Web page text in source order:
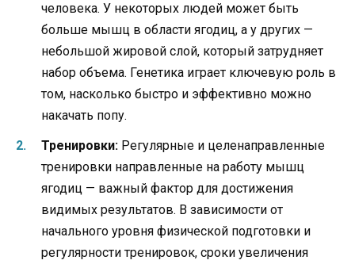
человека. У некоторых людей может быть
больше мышц в области ягодиц, а у других —
небольшой жировой слой, который затрудняет
набор объема. Генетика играет ключевую роль в
том, насколько быстро и эффективно можно
накачать попу.
Тренировки: Регулярные и целенаправленные
тренировки направленные на работу мышц
ягодиц — важный фактор для достижения
видимых результатов. В зависимости от
начального уровня физической подготовки и
регулярности тренировок, сроки увеличения